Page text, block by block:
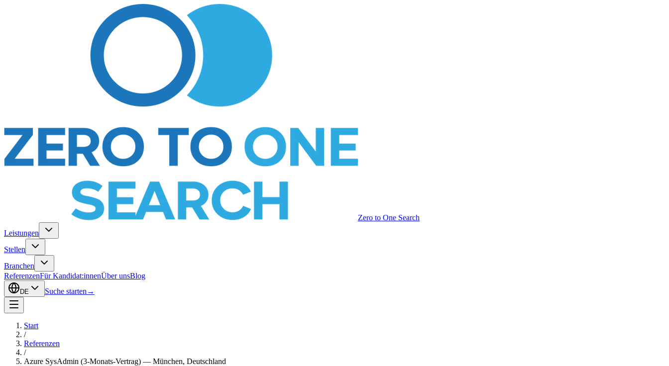
Zero to One Search
Leistungen
Stellen
Branchen
ReferenzenFür Kandidat:innenÜber unsBlog
DE Suche starten →
Start
/
Referenzen
/
Azure SysAdmin (3-Monats-Vertrag) — München, Deutschland